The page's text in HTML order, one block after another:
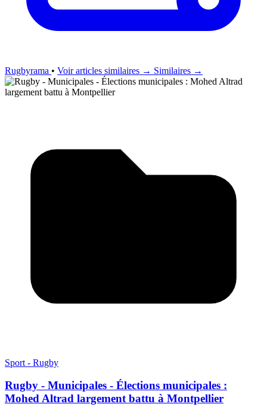
Rugbyrama • Voir articles similaires → Similaires →
Sport - Rugby
Rugby - Municipales - Élections municipales :
Mohed Altrad largement battu à Montpellier